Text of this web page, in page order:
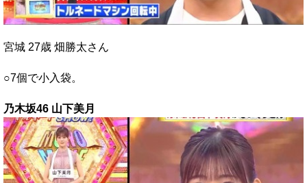
宮城 27歳 畑勝太さん
○7個で小入袋。
乃木坂46 山下美月